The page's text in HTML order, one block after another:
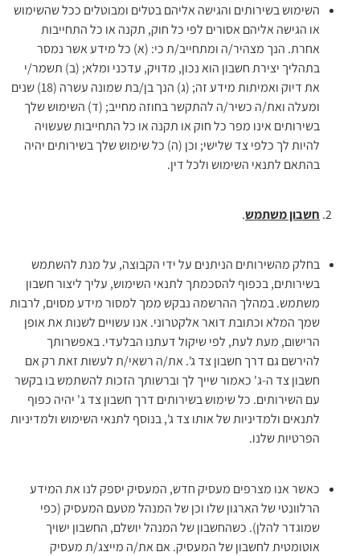
השימוש בשירותים והגישה אליהם בטלים ומבוטלים ככל שהשימוש
או הגישה אליהם אסורים לפי כל חוק, תקנה או כל התחייבות
אחרת. הנך מצהיר/ה ומתחייב/ת כי: (א) כל מידע אשר נמסר
בתהליך יצירת חשבון הוא נכון, מדויק, עדכני ומלא; (ב) תשמר/י
את דיוק ואמיתות מידע זה; (ג) הנך בן/בת שמונה עשרה (18) שנים
ומעלה ואת/ה כשיר/ה להתקשר בחוזה מחייב; (ד) השימוש שלך
בשירותים אינו מפר כל חוק או תקנה או כל התחייבות שעשויה
להיות לך כלפי צד שלישי; וכן (ה) כל שימוש שלך בשירותים יהיה
בהתאם לתנאי השימוש ולכל דין.
חשבון משתמש.
בחלק מהשירותים הניתנים על ידי הקבוצה, על מנת להשתמש
בשירותים, בכפוף להסכמתך לתנאי השימוש, עליך ליצור חשבון
משתמש. במהלך ההרשמה נבקש ממך למסור מידע מסוים, לרבות
שמך המלא וכתובת דואר אלקטרוני. אנו עשויים לשנות את אופן
הרישום, מעת לעת, לפי שיקול דעתנו הבלעדי. באפשרותך
להירשם גם דרך חשבון צד ג'. את/ה רשאי/ת לעשות זאת רק אם
חשבון צד ה-ג' כאמור שייך לך וברשותך הזכות להשתמש בו בקשר
עם השירותים. כל שימוש בשירותים דרך חשבון צד ג' יהיה כפוף
לתנאים ולמדיניות של אותו צד ג', בנוסף לתנאי השימוש ולמדיניות
הפרטיות שלנו.
כאשר אנו מצרפים מעסיק חדש, המעסיק יספק לנו את המידע
הרלוונטי של הארגון שלו וכן של המנהל מטעם המעסיק (כפי
שמוגדר להלן). כשהחשבון של המנהל יושלם, החשבון ישויך
אוטומטית לחשבון של המעסיק. אם את/ה מייצג/ת מעסיק